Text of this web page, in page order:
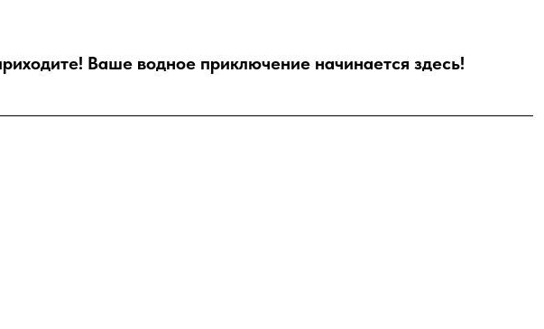
Ваше водное приключение начинается здесь!